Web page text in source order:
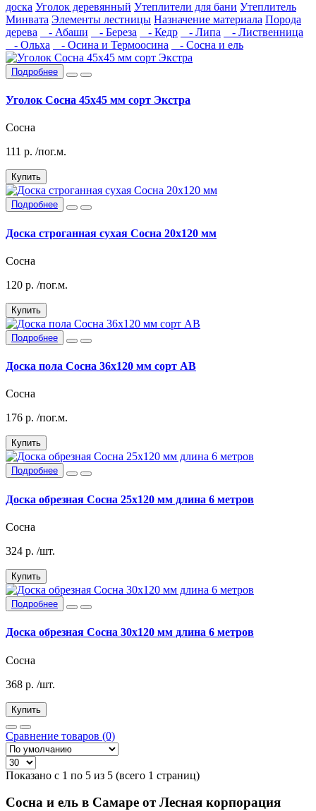
доска Уголок деревянный Утеплители для бани Утеплитель
Минвата Элементы лестницы Назначение материала Порода
дерева
- Абаши - Береза - Кедр - Липа
- Лиственница
- Ольха
- Осина и Термоосина - Сосна и ель
Подробнее
Уголок Сосна 45х45 мм сорт Экстра
Сосна
111 р. /пог.м.
Купить
Подробнее
Доска строганная сухая Сосна 20х120 мм
Сосна
120 р. /пог.м.
Купить
Подробнее
Доска пола Сосна 36х120 мм сорт АВ
Сосна
176 р. /пог.м.
Купить
Подробнее
Доска обрезная Сосна 25х120 мм длина 6 метров
Сосна
324 р. /шт.
Купить
Подробнее
Доска обрезная Сосна 30х120 мм длина 6 метров
Сосна
368 р. /шт.
Купить
Сравнение товаров (0)
Показано с 1 по 5 из 5 (всего 1 страниц)
Сосна и ель в Самаре от Лесная корпорация